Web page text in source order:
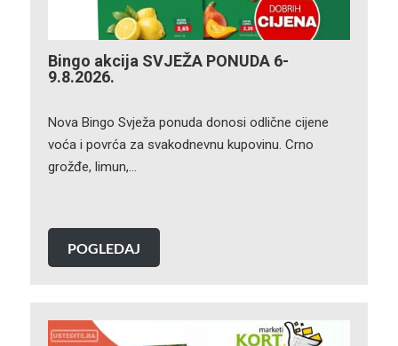
Bingo akcija SVJEŽA PONUDA 6-
9.8.2026.
Nova Bingo Svježa ponuda donosi odlične cijene
voća i povrća za svakodnevnu kupovinu. Crno
grožđe, limun,…
POGLEDAJ